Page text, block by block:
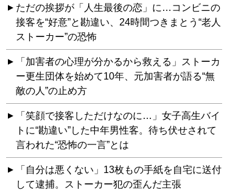
ただの挨拶が「人生最後の恋」に…コンビニの
接客を“好意”と勘違い、24時間つきまとう“老人
ストーカー”の恐怖
「加害者の心理が分かるから救える」ストーカ
ー更生団体を始めて10年、元加害者が語る“無
敵の人”の止め方
「笑顔で接客しただけなのに…」女子高生バイ
トに“勘違い”した中年男性客。待ち伏せされて
言われた“恐怖の一言”とは
「自分は悪くない」13枚もの手紙を自宅に送付
して逮捕。ストーカー犯の歪んだ主張